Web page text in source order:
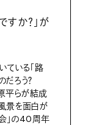
すか？」が
ている「路
だろう？
平らが結成
景を面白が
」の40周年